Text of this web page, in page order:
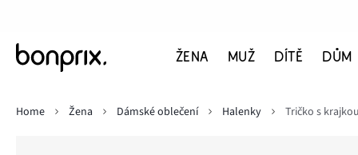
ŽENA MUŽ DÍTĚ DŮM
Home Žena Dámské oblečení Halenky Tričko s